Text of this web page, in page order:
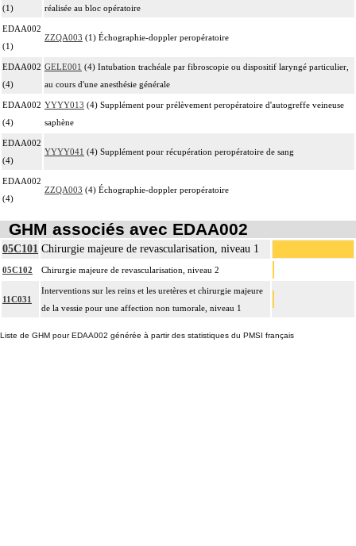
(1)
réalisée au bloc opératoire
EDAA002
(1)
ZZQA003 (1) Échographie-doppler peropératoire
EDAA002
(4)
GELE001 (4) Intubation trachéale par fibroscopie ou dispositif laryngé particulier,
au cours d'une anesthésie générale
EDAA002
(4)
YYYY013 (4) Supplément pour prélèvement peropératoire d'autogreffe veineuse
saphène
EDAA002
(4)
YYYY041 (4) Supplément pour récupération peropératoire de sang
EDAA002
(4)
ZZQA003 (4) Échographie-doppler peropératoire
GHM associés avec EDAA002
05C101 Chirurgie majeure de revascularisation, niveau 1
05C102 Chirurgie majeure de revascularisation, niveau 2
11C031
Interventions sur les reins et les uretères et chirurgie majeure
de la vessie pour une affection non tumorale, niveau 1
Liste de GHM pour EDAA002 générée à partir des statistiques du PMSI français